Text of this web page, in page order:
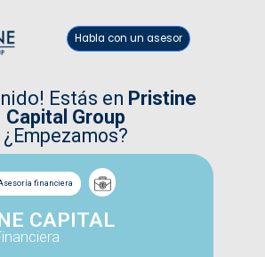
Habla con un asesor
Estás en Pristine
Capital Group
¿Empezamos?
financiera
CAPITAL